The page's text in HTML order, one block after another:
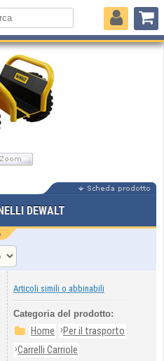
DEWALT
Articoli simili o abbinabili
Categoria del prodotto:
Home ›Per il trasporto
›Carrelli Carriole